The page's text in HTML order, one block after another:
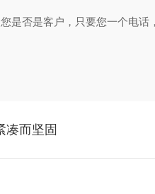
是否是客户，只要您一个电
凑而坚固